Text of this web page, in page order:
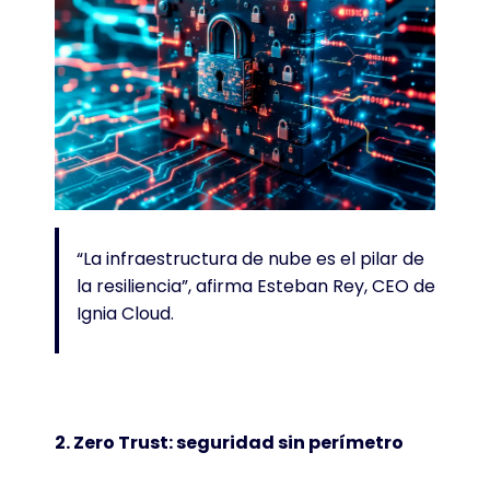
“La infraestructura de nube es el pilar de
la resiliencia”, afirma Esteban Rey, CEO de
Ignia Cloud.
2. Zero Trust: seguridad sin perímetro